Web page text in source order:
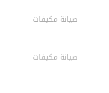
صيانة مكيفات
صيانة مكيفات